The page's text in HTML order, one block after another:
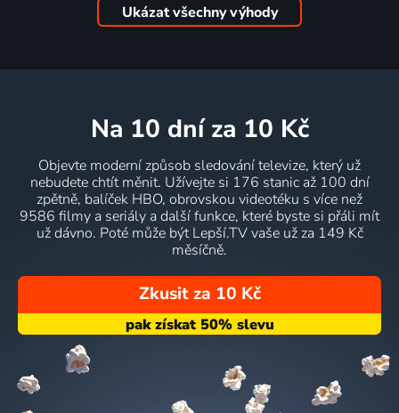
Ukázat všechny výhody
na 10 dní za 10 Kč
Objevte moderní způsob sledování televize, který už
nebudete chtít měnit. Užívejte si 176 stanic až 100 dní
zpětně, balíček HBO, obrovskou videotéku s více než
9586 filmy a seriály a další funkce, které byste si přáli mít
už dávno. Poté může být Lepší.TV vaše už za 149 Kč
měsíčně.
Zkusit za 10 Kč